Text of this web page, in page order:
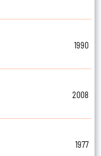
1990
2008
1977